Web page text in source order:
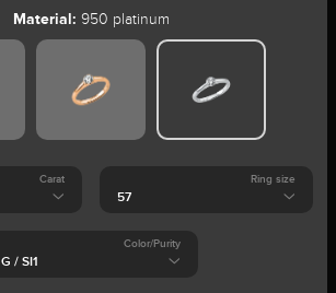
Material: 950 platinum
Carat Ring size
Color/Purity